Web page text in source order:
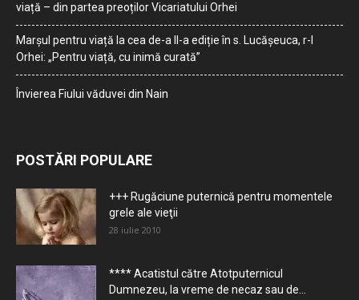
viață – din partea preoților Vicariatului Orhei
Marșul pentru viață la cea de-a II-a ediție în s. Lucășeuca, r-l
Orhei: „Pentru viață, cu inimă curată”
Învierea Fiului văduvei din Nain
POSTĂRI POPULARE
+++ Rugăciune puternică pentru momentele
grele ale vieţii
28 iulie 2010
**** Acatistul către Atotputernicul
Dumnezeu, la vreme de necaz sau de...